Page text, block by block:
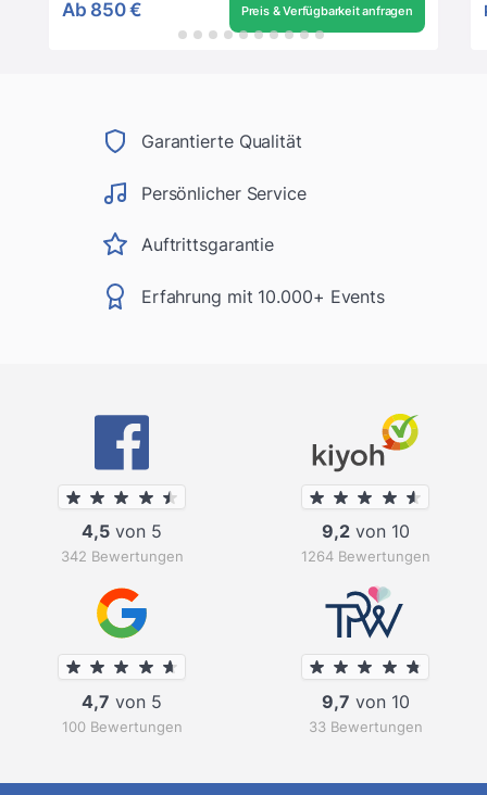
Ab 850 € Preis & Verfügbarkeit anfragen
Garantierte Qualität
Persönlicher Service
Auftrittsgarantie
Erfahrung mit 10.000+ Events
4,5 von 5
342 Bewertungen
9,2von 10
1264 Bewertungen
4,7 von 5
100 Bewertungen
9,7 von 10
33 Bewertungen